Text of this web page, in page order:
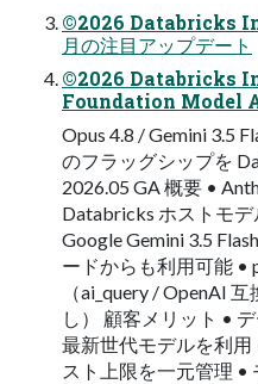
©2026 Databricks
月の注目アップデート
©2026 Databricks
Foundation Model
Opus 4.8 / Gemini 3.5
のフラッグシップを
2026.05 GA 概要 •
Databricks ホストモ
Google Gemini 3.5
ードからも利⽤可能 •
（ai_query / OpenAI
し） 顧客メリット •
最新世代モデルを利⽤
スト上限を⼀元管理 •